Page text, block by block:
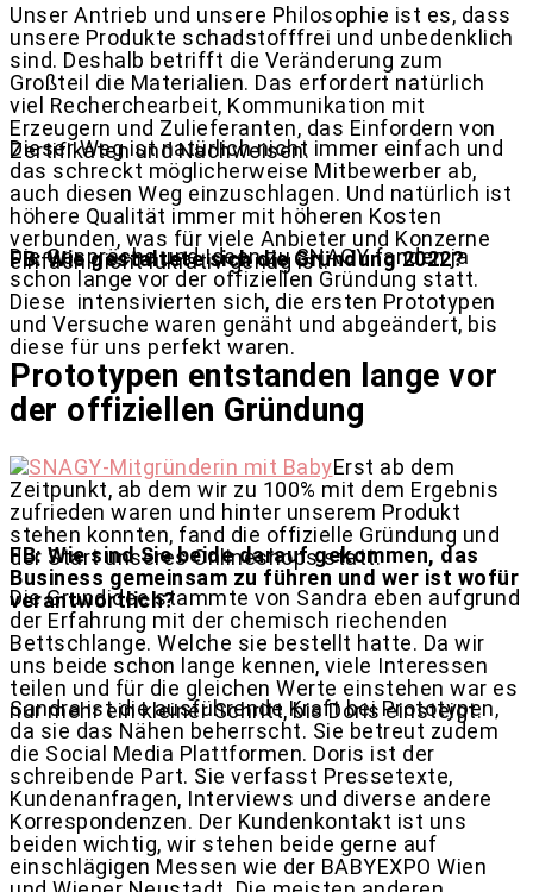
Unser Antrieb und unsere Philosophie ist es, dass
unsere Produkte schadstofffrei und unbedenklich
sind. Deshalb betrifft die Veränderung zum
Großteil die Materialien. Das erfordert natürlich
viel Recherchearbeit, Kommunikation mit
Erzeugern und Zulieferanten, das Einfordern von
Zertifikaten und Nachweisen.
Dieser Weg ist natürlich nicht immer einfach und
das schreckt möglicherweise Mitbewerber ab,
auch diesen Weg einzuschlagen. Und natürlich ist
höhere Qualität immer mit höheren Kosten
verbunden, was für viele Anbieter und Konzerne
einfach nicht lukrativ genug ist.
FB: Wie gestaltete sich die Gründung 2022?
Die Gespräche und Ideen zu SNAGY fanden ja
schon lange vor der offiziellen Gründung statt.
Diese intensivierten sich, die ersten Prototypen
und Versuche waren genäht und abgeändert, bis
diese für uns perfekt waren.
Prototypen entstanden lange vor
der offiziellen Gründung
Erst ab dem
Zeitpunkt, ab dem wir zu 100% mit dem Ergebnis
zufrieden waren und hinter unserem Produkt
stehen konnten, fand die offizielle Gründung und
der Start unseres Onlineshops statt.
FB: Wie sind Sie beide darauf gekommen, das
Business gemeinsam zu führen und wer ist wofür
verantwortlich?
Die Grundidee stammte von Sandra eben aufgrund
der Erfahrung mit der chemisch riechenden
Bettschlange. Welche sie bestellt hatte. Da wir
uns beide schon lange kennen, viele Interessen
teilen und für die gleichen Werte einstehen war es
nur mehr ein kleiner Schritt, bis Doris einsteigt.
Sandra ist die ausführende Kraft bei Prototypen,
da sie das Nähen beherrscht. Sie betreut zudem
die Social Media Plattformen. Doris ist der
schreibende Part. Sie verfasst Pressetexte,
Kundenanfragen, Interviews und diverse andere
Korrespondenzen. Der Kundenkontakt ist uns
beiden wichtig, wir stehen beide gerne auf
einschlägigen Messen wie der BABYEXPO Wien